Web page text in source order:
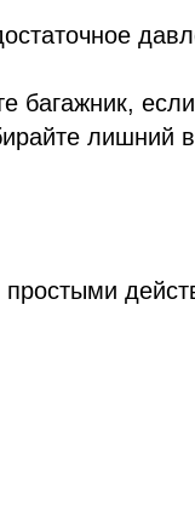
багажник,
лишний
простыми